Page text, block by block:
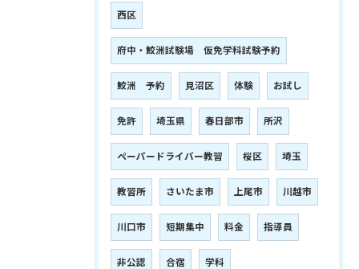
西区
府中・鮫洲試験場 仮免学科試験予約
鮫洲 予約 見沼区 体験 お試し
免許 埼玉県 春日部市 所沢
ペーパードライバー教習 桜区 埼玉
教習所 さいたま市 上尾市 川越市
川口市 短期集中 料金 指導員
非公認 合宿 学科